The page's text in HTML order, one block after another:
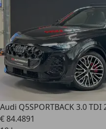
Audi Q5SPORTBACK 3.0
€ 84.4891